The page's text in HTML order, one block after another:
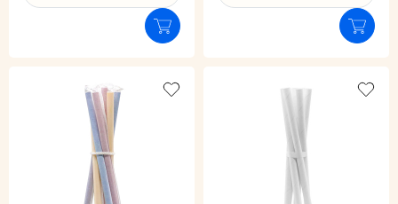
Ajouter au panier